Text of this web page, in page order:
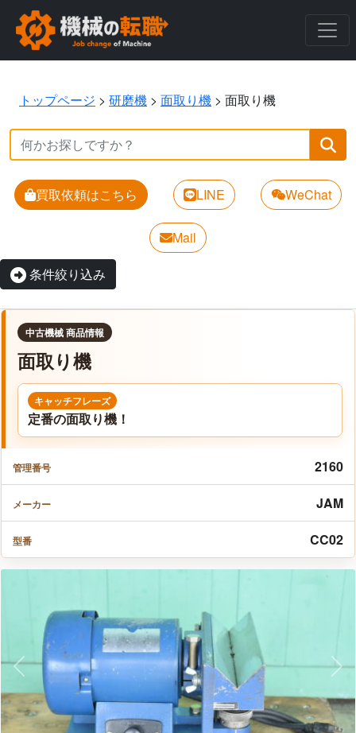
トップページ > 研磨機 > 面取り機 > 面取り機
買取依頼はこちら LINE WeChat
Mail
条件絞り込み
中古機械 商品情報
面取り機
キャッチフレーズ
定番の面取り機！
管理番号 2160
メーカー JAM
型番 CC02
Previous